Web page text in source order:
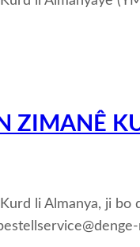
ZIMANÊ
li Almanya, ji